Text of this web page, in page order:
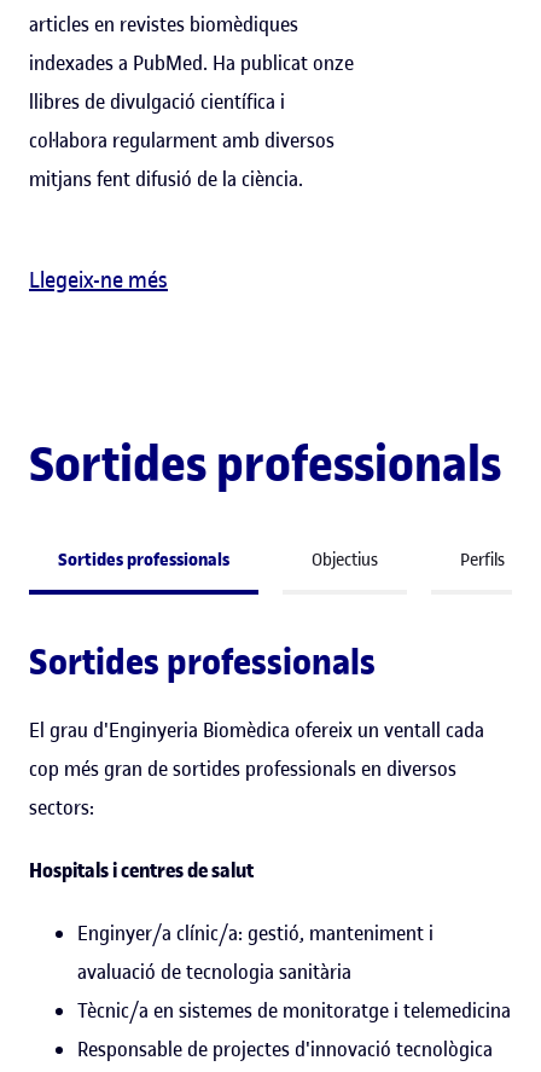
articles en revistes biomèdiques
indexades a PubMed. Ha publicat onze
llibres de divulgació científica i
col·labora regularment amb diversos
mitjans fent difusió de la ciència.
Llegeix-ne més
Sortides professionals
Sortides professionals Objectius Perfils
Sortides professionals
El grau d'Enginyeria Biomèdica ofereix un ventall cada
cop més gran de sortides professionals en diversos
sectors:
Hospitals i centres de salut
Enginyer/a clínic/a: gestió, manteniment i
avaluació de tecnologia sanitària
Tècnic/a en sistemes de monitoratge i telemedicina
Responsable de projectes d'innovació tecnològica